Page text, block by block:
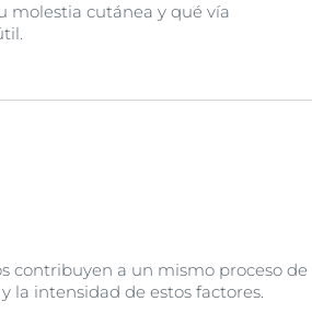
molestia cutánea y qué vía
contribuyen a un mismo proceso de
la intensidad de estos factores.